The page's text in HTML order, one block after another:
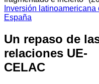
Inversión latinoamericana
España
Un repaso de
relaciones UE-
CELAC